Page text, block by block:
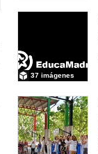
37 imágenes